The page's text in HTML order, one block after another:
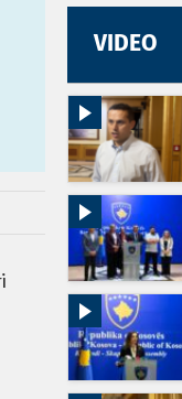
VIDEO